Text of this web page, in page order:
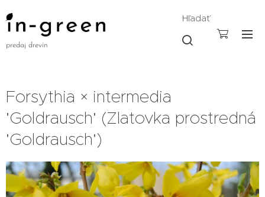
predaj drevín
Hľadať
Forsythia × intermedia
'Goldrausch' (Zlatovka prostredná
'Goldrausch')